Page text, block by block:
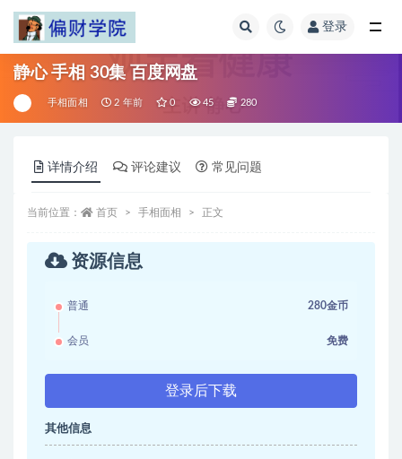
登录
静心 手相 30集 百度网盘
手相面相 2 年前 0 45 280
详情介绍 评论建议 常见问题
当前位置： 首页 手相面相 正文
资源信息
普通 280金币
会员 免费
登录后下载
其他信息